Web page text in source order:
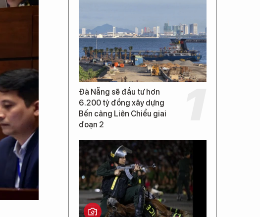
Đà Nẵng sẽ đầu tư hơn
6.200 tỷ đồng xây dựng
Bến cảng Liên Chiểu giai
đoạn 2